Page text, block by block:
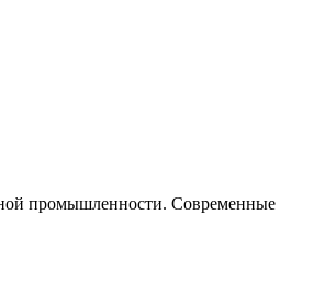
промышленности. Современные